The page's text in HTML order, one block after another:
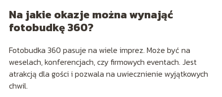
Na jakie okazje można wynająć
fotobudkę 360?
Fotobudka 360 pasuje na wiele imprez. Może być na
weselach, konferencjach, czy firmowych eventach. Jest
atrakcją dla gości i pozwala na uwiecznienie wyjątkowych
chwil.